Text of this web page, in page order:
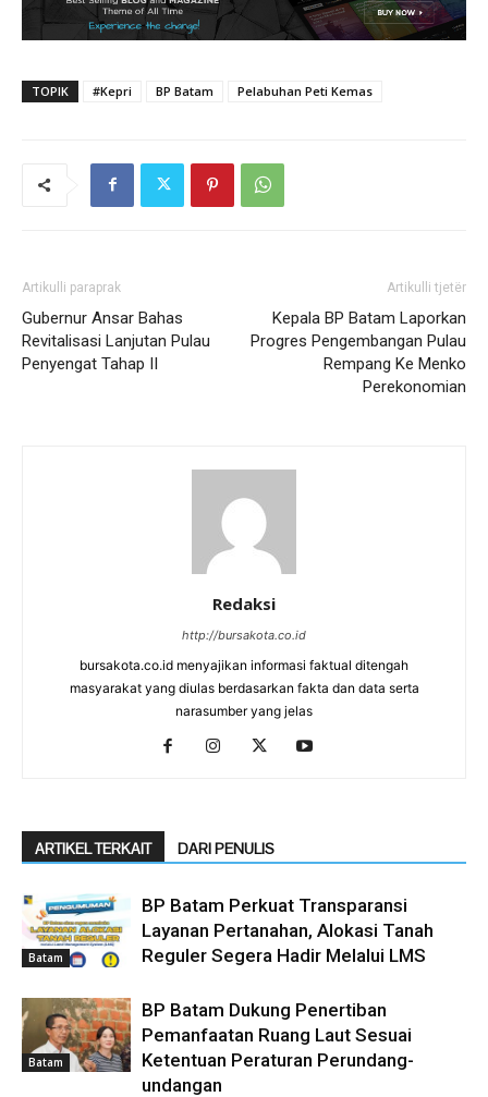
TOPIK #Kepri BP Batam Pelabuhan Peti Kemas
Artikulli paraprak
Gubernur Ansar Bahas
Revitalisasi Lanjutan Pulau
Penyengat Tahap II
Artikulli tjetër
Kepala BP Batam Laporkan
Progres Pengembangan Pulau
Rempang Ke Menko
Perekonomian
Redaksi
http://bursakota.co.id
bursakota.co.id menyajikan informasi faktual ditengah
masyarakat yang diulas berdasarkan fakta dan data serta
narasumber yang jelas
ARTIKEL TERKAIT DARI PENULIS
Batam
BP Batam Perkuat Transparansi
Layanan Pertanahan, Alokasi Tanah
Reguler Segera Hadir Melalui LMS
Batam
BP Batam Dukung Penertiban
Pemanfaatan Ruang Laut Sesuai
Ketentuan Peraturan Perundang-
undangan